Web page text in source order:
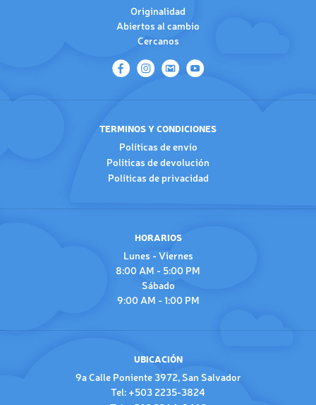
Originalidad
Abiertos al cambio
Cercanos
TERMINOS Y CONDICIONES
Políticas de envío
Políticas de devolución
Políticas de privacidad
HORARIOS
Lunes - Viernes
8:00 AM - 5:00 PM
Sábado
9:00 AM - 1:00 PM
UBICACIÓN
9a Calle Poniente 3972, San Salvador
Tel: +503 2235-3824